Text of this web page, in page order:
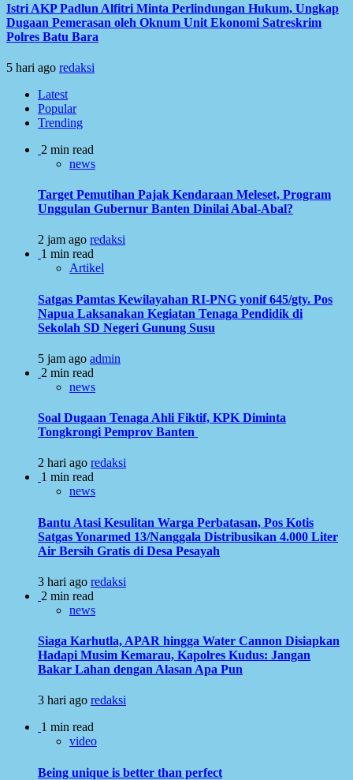
Istri AKP Padlun Alfitri Minta Perlindungan Hukum, Ungkap
Dugaan Pemerasan oleh Oknum Unit Ekonomi Satreskrim
Polres Batu Bara
5 hari ago redaksi
Latest
Popular
Trending
2 min read
news
Target Pemutihan Pajak Kendaraan Meleset, Program
Unggulan Gubernur Banten Dinilai Abal-Abal?
2 jam ago redaksi
1 min read
Artikel
Satgas Pamtas Kewilayahan RI-PNG yonif 645/gty. Pos
Napua Laksanakan Kegiatan Tenaga Pendidik di
Sekolah SD Negeri Gunung Susu
5 jam ago admin
2 min read
news
Soal Dugaan Tenaga Ahli Fiktif, KPK Diminta
Tongkrongi Pemprov Banten
2 hari ago redaksi
1 min read
news
Bantu Atasi Kesulitan Warga Perbatasan, Pos Kotis
Satgas Yonarmed 13/Nanggala Distribusikan 4.000 Liter
Air Bersih Gratis di Desa Pesayah
3 hari ago redaksi
2 min read
news
Siaga Karhutla, APAR hingga Water Cannon Disiapkan
Hadapi Musim Kemarau, Kapolres Kudus: Jangan
Bakar Lahan dengan Alasan Apa Pun
3 hari ago redaksi
1 min read
video
Being unique is better than perfect